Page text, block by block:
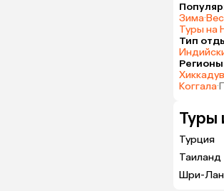
Зима·
Туры на
Тип
Регионы
Коггала·
Туры
Турция
Таиланд
Шри-